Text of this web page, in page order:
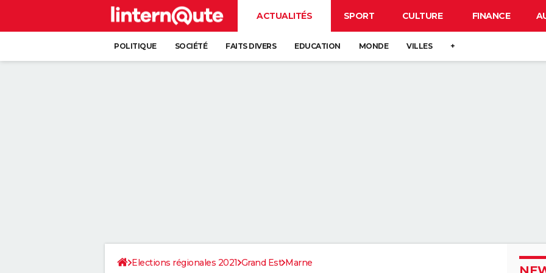
ACTUALITÉS SPORT CULTURE FINANCE
POLITIQUE SOCIÉTÉ FAITS DIVERS EDUCATION MONDE VILLES +
Elections régionales 2021 Grand Est Marne